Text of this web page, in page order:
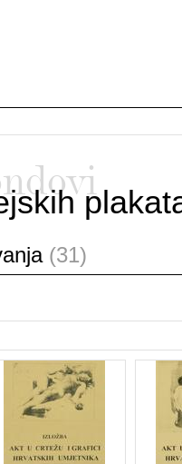
(31)